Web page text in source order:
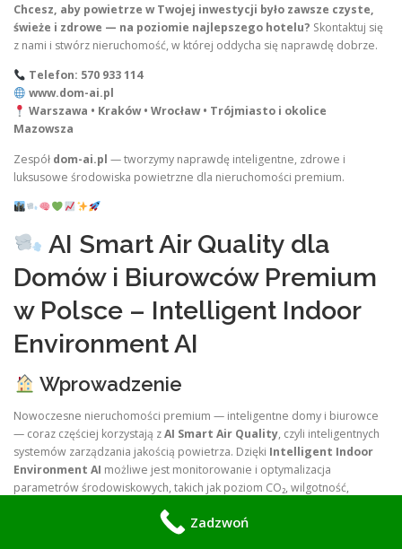
Chcesz, aby powietrze w Twojej inwestycji było zawsze czyste,
świeże i zdrowe — na poziomie najlepszego hotelu? Skontaktuj się
z nami i stwórz nieruchomość, w której oddycha się naprawdę dobrze.
Telefon: 570 933 114
www.dom-ai.pl
Warszawa • Kraków • Wrocław • Trójmiasto i okolice
Mazowsza
Zespół dom-ai.pl — tworzymy naprawdę inteligentne, zdrowe i
luksusowe środowiska powietrzne dla nieruchomości premium.
AI Smart Air Quality dla
Domów i Biurowców Premium
w Polsce – Intelligent Indoor
Environment AI
Wprowadzenie
Nowoczesne nieruchomości premium — inteligentne domy i biurowce
— coraz częściej korzystają zAI Smart Air Quality, czyli inteligentnych
systemów zarządzania jakością powietrza. Dzięki Intelligent Indoor
Environment AI możliwe jest monitorowanie i optymalizacja
parametrów środowiskowych, takich jak poziom CO₂, wilgotność,
Warszawa, Kraków, Wrocław, Gdańsk, Poznań, Łódź, Katowice i Sopot
Zadzwoń